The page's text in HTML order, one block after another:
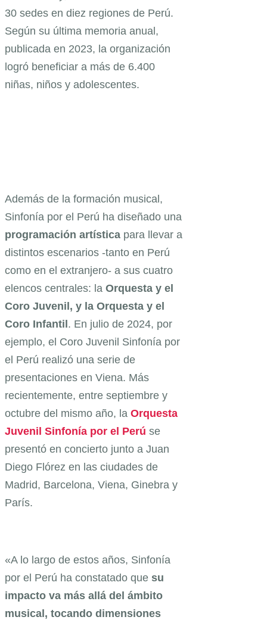
30 sedes en diez regiones de Perú.
Según su última memoria anual,
publicada en 2023, la organización
logró beneficiar a más de 6.400
niñas, niños y adolescentes.
Además de la formación musical,
Sinfonía por el Perú ha diseñado una
programación artística para llevar a
distintos escenarios -tanto en Perú
como en el extranjero- a sus cuatro
elencos centrales: la Orquesta y el
Coro Juvenil, y la Orquesta y el
Coro Infantil. En julio de 2024, por
ejemplo, el Coro Juvenil Sinfonía por
el Perú realizó una serie de
presentaciones en Viena. Más
recientemente, entre septiembre y
octubre del mismo año, la Orquesta
Juvenil Sinfonía por el Perú se
presentó en concierto junto a Juan
Diego Flórez en las ciudades de
Madrid, Barcelona, Viena, Ginebra y
París.
«A lo largo de estos años, Sinfonía
por el Perú ha constatado que su
impacto va más allá del ámbito
musical, tocando dimensiones